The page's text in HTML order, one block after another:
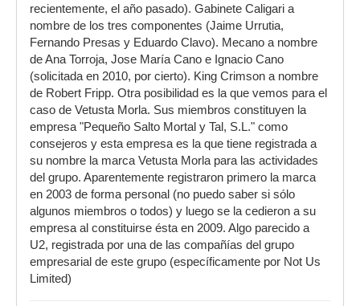
recientemente, el año pasado). Gabinete Caligari a
nombre de los tres componentes (Jaime Urrutia,
Fernando Presas y Eduardo Clavo). Mecano a nombre
de Ana Torroja, Jose María Cano e Ignacio Cano
(solicitada en 2010, por cierto). King Crimson a nombre
de Robert Fripp. Otra posibilidad es la que vemos para el
caso de Vetusta Morla. Sus miembros constituyen la
empresa "Pequeño Salto Mortal y Tal, S.L." como
consejeros y esta empresa es la que tiene registrada a
su nombre la marca Vetusta Morla para las actividades
del grupo. Aparentemente registraron primero la marca
en 2003 de forma personal (no puedo saber si sólo
algunos miembros o todos) y luego se la cedieron a su
empresa al constituirse ésta en 2009. Algo parecido a
U2, registrada por una de las compañías del grupo
empresarial de este grupo (específicamente por Not Us
Limited)